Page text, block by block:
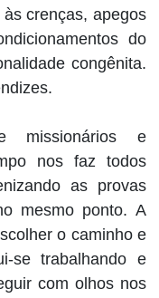
crenças, apegos
do
congênita.
missionários e
nos faz todos
as provas
mesmo ponto. A
o caminho e
se trabalhando e
com olhos nos